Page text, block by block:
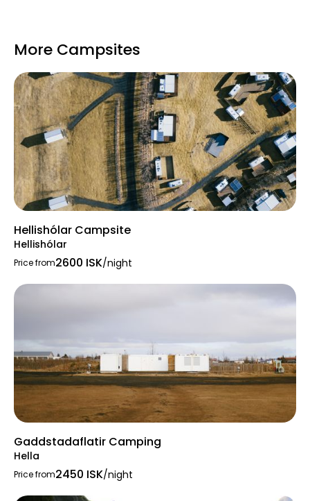
More Campsites
Hellishólar Campsite
Hellishólar
Price from2600 ISK/night
Gaddstadaflatir Camping
Hella
Price from2450 ISK/night